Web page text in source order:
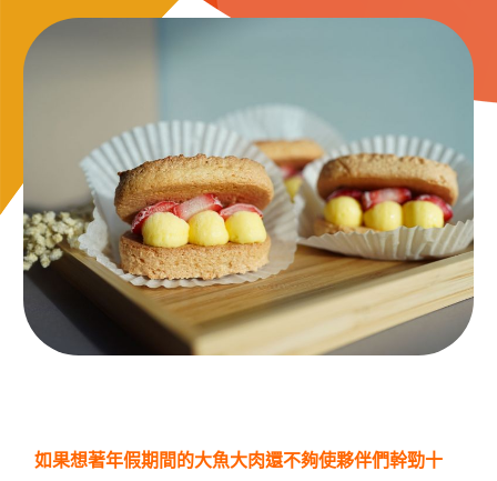
如果想著年假期間的大魚大肉還不夠使夥伴們幹勁十